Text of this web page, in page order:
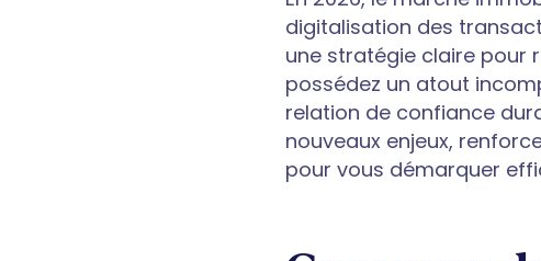
digitalisation des
une stratégie claire pour
possédez un atout
relation de confiance
nouveaux enjeux,
pour vous démarquer